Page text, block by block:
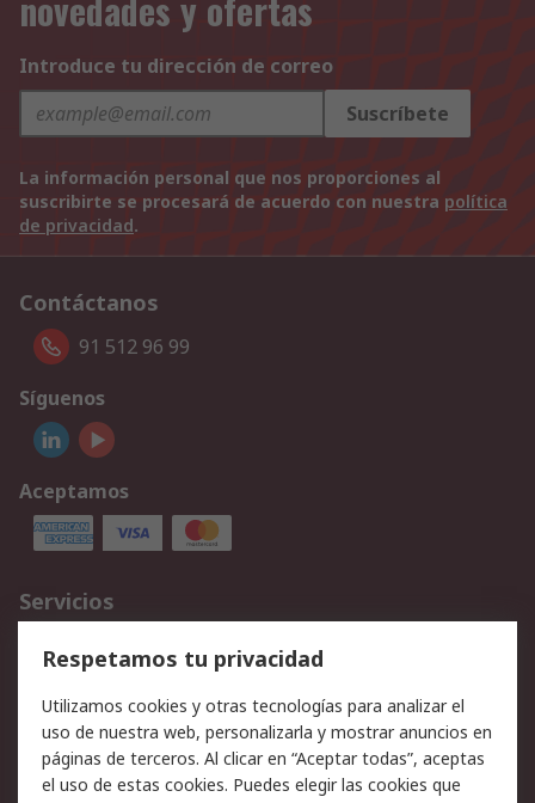
Introduce tu dirección de correo
Suscríbete
La información personal que nos proporciones al
suscribirte se procesará de acuerdo con nuestra política
de privacidad.
Contáctanos
91 512 96 99
Síguenos
Aceptamos
Servicios
Cómo realizar pedidos
Devoluciones
Facturación y pago
Ofertas
Soporte técnico
Legal
Respetamos tu privacidad
Utilizamos cookies y otras tecnologías para analizar el
uso de nuestra web, personalizarla y mostrar anuncios en
páginas de terceros. Al clicar en “Aceptar todas”, aceptas
el uso de estas cookies. Puedes elegir las cookies que